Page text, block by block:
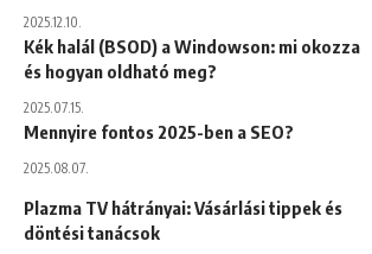
2025.12.10.
Kék halál (BSOD) a Windowson: mi okozza
és hogyan oldható meg?
2025.07.15.
Mennyire fontos 2025-ben a SEO?
2025.08.07.
Plazma TV hátrányai: Vásárlási tippek és
döntési tanácsok